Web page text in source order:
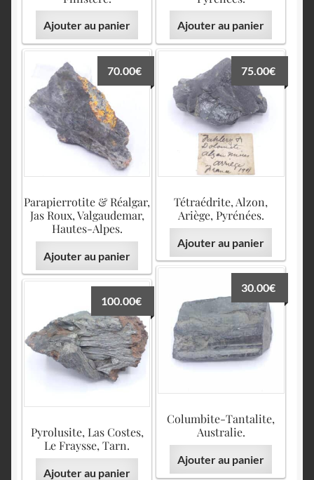
Ajouter au panier Ajouter au panier
Parapierrotite & Réalgar,
Jas Roux, Valgaudemar,
Hautes-Alpes.
70.00€
Ajouter au panier
Tétraédrite, Alzon,
Ariège, Pyrénées.
75.00€
Ajouter au panier
Columbite-Tantalite,
Australie.
30.00€
Ajouter au panier
Pyrolusite, Las Costes,
Le Fraysse, Tarn.
100.00€
Ajouter au panier